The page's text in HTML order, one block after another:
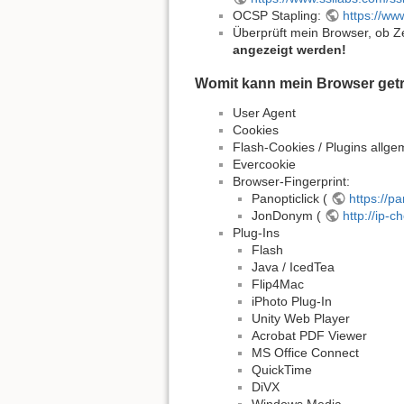
OCSP Stapling:
https://
Überprüft mein Browser, ob
angezeigt werden!
Womit kann mein Browser
User Agent
Cookies
Flash-Cookies / Plugins
Evercookie
Browser-Fingerprint:
Panopticlick (
https://
JonDonym (
http://ip-
Plug-Ins
Flash
Java / IcedTea
Flip4Mac
iPhoto Plug-In
Unity Web Player
Acrobat PDF Viewer
MS Office Connect
QuickTime
DiVX